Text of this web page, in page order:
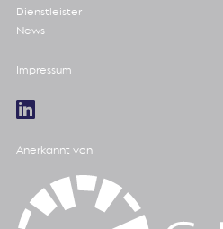
Dienstleister
News
Impressum
Anerkannt von